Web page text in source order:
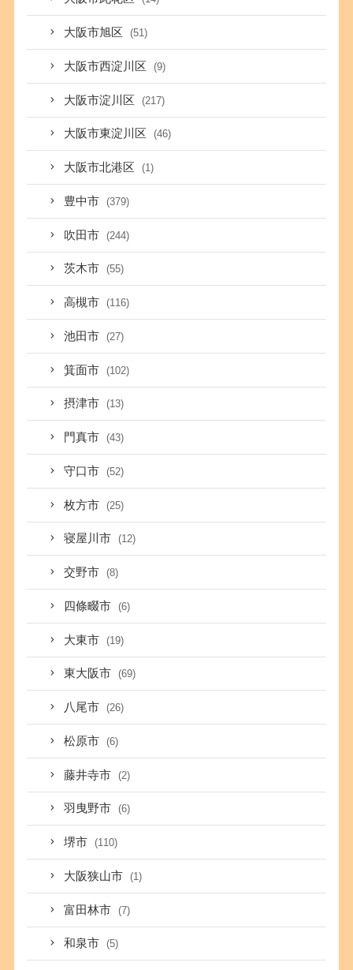
大阪市旭区 (51)
大阪市西淀川区 (9)
大阪市淀川区 (217)
大阪市東淀川区 (46)
大阪市北港区 (1)
豊中市 (379)
吹田市 (244)
茨木市 (55)
高槻市 (116)
池田市 (27)
箕面市 (102)
摂津市 (13)
門真市 (43)
守口市 (52)
枚方市 (25)
寝屋川市 (12)
交野市 (8)
四條畷市 (6)
大東市 (19)
東大阪市 (69)
八尾市 (26)
松原市 (6)
藤井寺市 (2)
羽曳野市 (6)
堺市 (110)
大阪狭山市 (1)
富田林市 (7)
和泉市 (5)